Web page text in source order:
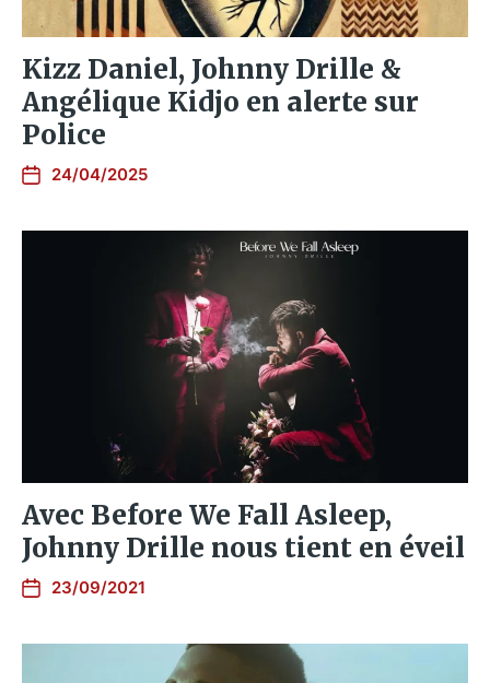
Kizz Daniel, Johnny Drille &
Angélique Kidjo en alerte sur
Police
24/04/2025
Avec Before We Fall Asleep,
Johnny Drille nous tient en éveil
23/09/2021